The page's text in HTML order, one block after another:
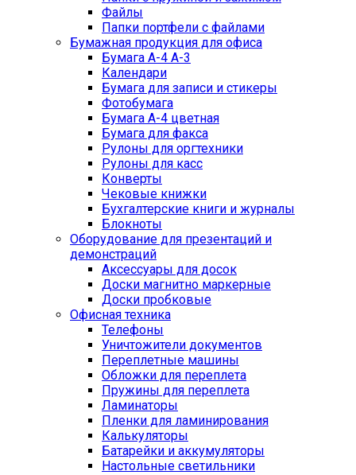
Файлы
Папки портфели с файлами
Бумажная продукция для офиса
Бумага А-4 А-3
Календари
Бумага для записи и стикеры
Фотобумага
Бумага А-4 цветная
Бумага для факса
Рулоны для оргтехники
Рулоны для касс
Конверты
Чековые книжки
Бухгалтерские книги и журналы
Блокноты
Оборудование для презентаций и
демонстраций
Аксессуары для досок
Доски магнитно маркерные
Доски пробковые
Офисная техника
Телефоны
Уничтожители документов
Переплетные машины
Обложки для переплета
Пружины для переплета
Ламинаторы
Пленки для ламинирования
Калькуляторы
Батарейки и аккумуляторы
Настольные светильники